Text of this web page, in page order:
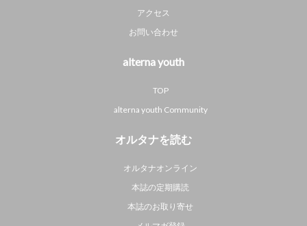
アクセス
お問い合わせ
alterna youth
TOP
alterna youth Community
オルタナを読む
オルタナオンライン
本誌の定期購読
本誌のお取り寄せ